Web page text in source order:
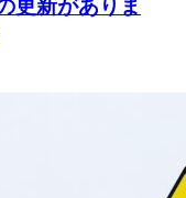
更新がありま